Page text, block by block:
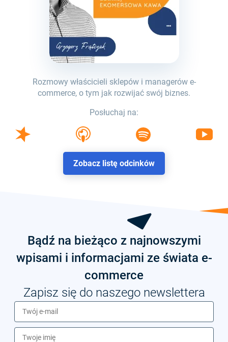
Rozmowy właścicieli sklepów i managerów e-
commerce, o tym jak rozwijać swój biznes.
Posłuchaj na:
Zobacz listę odcinków
Bądź na bieżąco z najnowszymi
wpisami i informacjami ze świata e-
commerce
Zapisz się do naszego newslettera